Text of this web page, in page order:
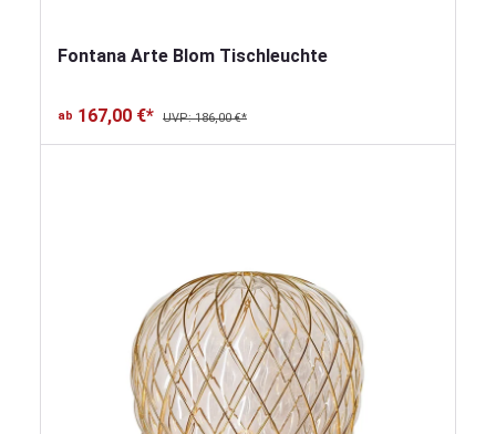
Fontana Arte Blom Tischleuchte
ab 167,00 €* UVP: 186,00 €*